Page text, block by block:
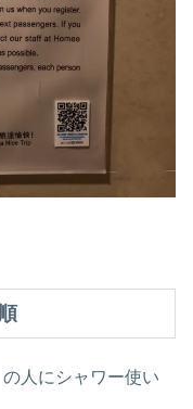
人にシャワー使い